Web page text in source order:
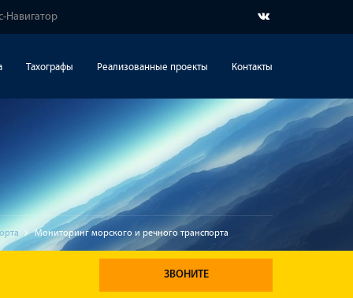
Навигатор
Тахографы Реализованные проекты Контакты
Мониторинг морского и речного транспорта
ЗВОНИТЕ